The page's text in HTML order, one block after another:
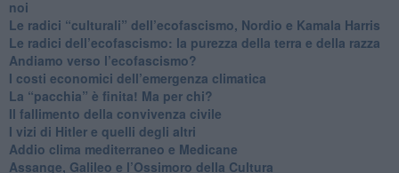
noi
​Le radici “culturali” dell’ecofascismo, Nordio e Kamala Harris
Le radici dell’ecofascismo: la purezza della terra e della razza
Andiamo verso l’ecofascismo?
I costi economici dell’emergenza climatica
​La “pacchia” è finita! Ma per chi?
​Il fallimento della convivenza civile
​I vizi di Hitler e quelli degli altri
Addio clima mediterraneo e Medicane
​Assange, Galileo e l’Ossimoro della Cultura